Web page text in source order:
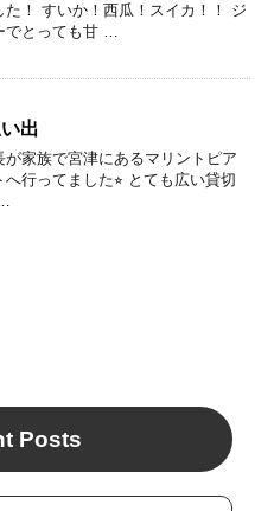
た！ すいか！西瓜！スイカ！！ ジ
でとっても甘 …
出
が家族で宮津にあるマリントピア
へ行ってました⭐︎ とても広い貸切
Posts